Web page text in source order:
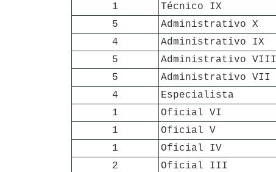
1
Técnico IX
5
Administrativo X
4
Administrativo IX
5
Administrativo VIII
5
Administrativo VII
4
Especialista
1
Oficial VI
1
Oficial V
1
Oficial IV
2
Oficial III